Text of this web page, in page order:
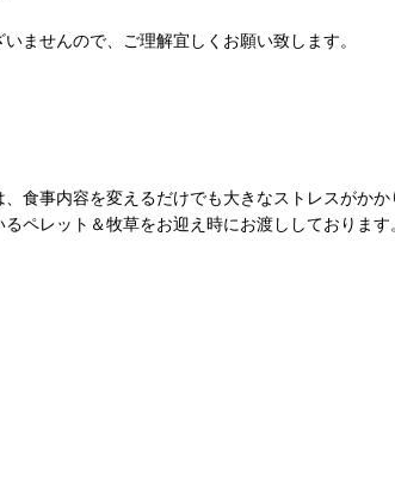
ませんので、ご理解宜しくお願い致します。
食事内容を変えるだけでも大きなストレスがかか
ペレット＆牧草をお迎え時にお渡ししております